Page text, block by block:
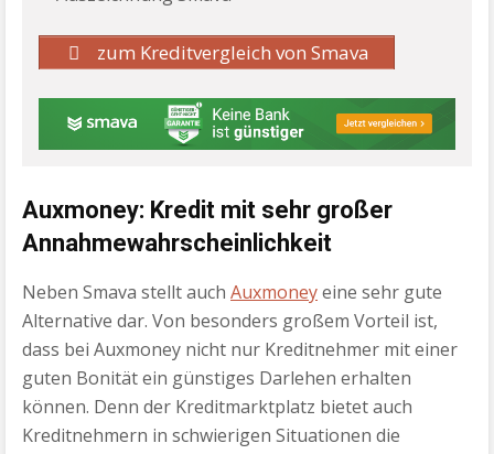
zum Kreditvergleich von Smava
Auxmoney: Kredit mit sehr großer
Annahmewahrscheinlichkeit
Neben Smava stellt auch Auxmoneyeine sehr gute
Alternative dar. Von besonders großem Vorteil ist,
dass bei Auxmoney nicht nur Kreditnehmer mit einer
guten Bonität ein günstiges Darlehen erhalten
können. Denn der Kreditmarktplatz bietet auch
Kreditnehmern in schwierigen Situationen die